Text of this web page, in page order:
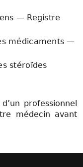
— Registre
médicaments —
stéroïdes
professionnel
médecin avant